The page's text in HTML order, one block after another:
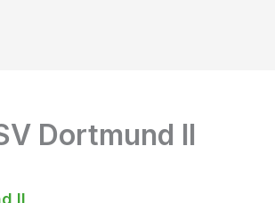
Dortmund II
II